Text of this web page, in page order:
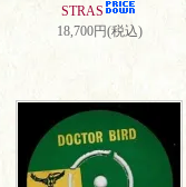
STRAS
18,700円(税込)